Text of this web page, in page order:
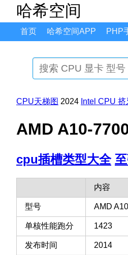
哈希空间
首页 哈希空间APP PHP
CPU天梯图 2024 Intel CPU
AMD A10-
cpu插槽类型大全
内容
型号 AMD
单核性能跑分 1423
发布时间 2014